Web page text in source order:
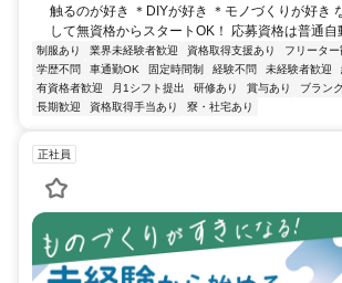
触るのが好き ＊DIYが好き ＊モノづくりが好き
して無資格からスタートOK！ 応募資格は普通自
制服あり 業界未経験者歓迎 資格取得支援あり フリーター
学歴不問
車通勤OK 固定時間制 経験不問 未経験者歓迎
有資格者歓迎
月1シフト提出 研修あり 賞与あり ブラン
長期歓迎
資格取得手当あり 寮・社宅あり
正社員